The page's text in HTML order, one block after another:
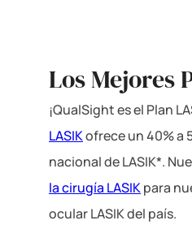
Los Mejores
¡QualSight es el Plan
LASIKofrece un 40% a
nacional de LASIK*.
la cirugía LASIKpara
ocular LASIK del país.